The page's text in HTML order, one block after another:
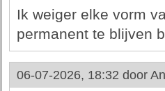
Ik weiger elke vorm
permanent te blijven
06-07-2026, 18:32 door